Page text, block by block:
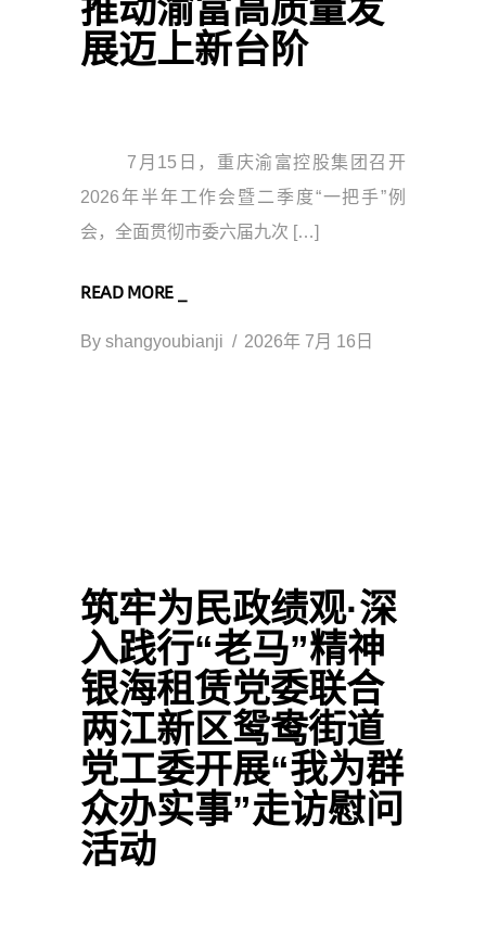
推动渝富高质量发
展迈上新台阶
7月15日，重庆渝富控股集团召开
2026年半年工作会暨二季度“一把手”例
会，全面贯彻市委六届九次 […]
READ MORE _
By shangyoubianji 2026年 7月 16日
筑牢为民政绩观·深
入践行“老马”精神
银海租赁党委联合
两江新区鸳鸯街道
党工委开展“我为群
众办实事”走访慰问
活动